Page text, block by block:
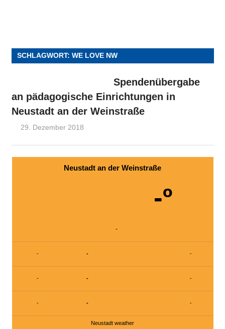
SCHLAGWORT: WE LOVE NW
Spendenübergabe
an pädagogische Einrichtungen in
Neustadt an der Weinstraße
29. Dezember 2018
Neustadt an der Weinstraße
-º
-
- - -
- - -
- - -
Neustadt weather